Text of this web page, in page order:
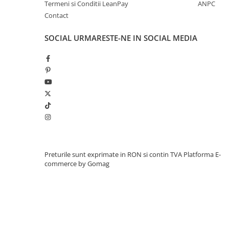
Termeni si Conditii LeanPay
Contact
ANPC
SOCIAL URMARESTE-NE IN SOCIAL MEDIA
Preturile sunt exprimate in RON si contin TVA Platforma E-
commerce by Gomag